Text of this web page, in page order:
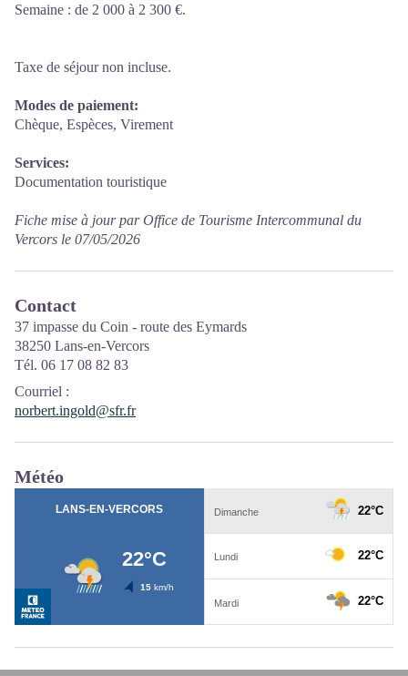
Semaine : de 2 000 à 2 300 €.
Taxe de séjour non incluse.
Modes de paiement:
Chèque, Espèces, Virement
Services:
Documentation touristique
Fiche mise à jour par Office de Tourisme Intercommunal du
Vercors le 07/05/2026
Contact
37 impasse du Coin - route des Eymards
38250 Lans-en-Vercors
Tél. 06 17 08 82 83
Courriel :
norbert.ingold@sfr.fr
Météo